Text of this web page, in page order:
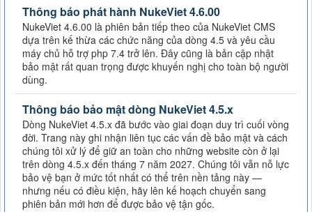
Thông báo phát hành NukeViet 4.6.00
NukeViet 4.6.00 là phiên bản tiếp theo của NukeViet CMS
dựa trên kế thừa các chức năng của dòng 4.5 và yêu cầu
máy chủ hỗ trợ php 7.4 trở lên. Đây cũng là bản cập nhật
bảo mật rất quan trọng được khuyến nghị cho toàn bộ người
dùng.
Thông báo bảo mật dòng NukeViet 4.5.x
Dòng NukeViet 4.5.x đã bước vào giai đoạn duy trì cuối vòng
đời. Trang này ghi nhận liên tục các vấn đề bảo mật và cách
chúng tôi xử lý để giữ an toàn cho những website còn ở lại
trên dòng 4.5.x đến tháng 7 năm 2027. Chúng tôi vẫn nỗ lực
bảo vệ bạn ở mức tốt nhất có thể trên nền tảng này —
nhưng nếu có điều kiện, hãy lên kế hoạch chuyển sang
phiên bản mới hơn để được bảo vệ tận gốc.